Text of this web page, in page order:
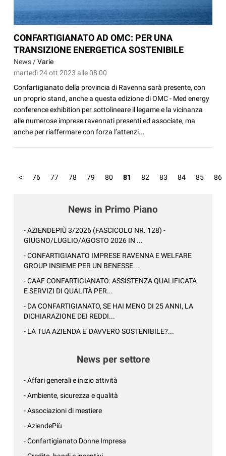
CONFARTIGIANATO AD OMC: PER UNA
TRANSIZIONE ENERGETICA SOSTENIBILE
News /Varie
martedì 24 ott 2023 alle 08:00
Confartigianato della provincia di Ravenna sarà presente, con
un proprio stand, anche a questa edizione di OMC - Med energy
conference exhibition per sottolineare il legame e la vicinanza
alle numerose imprese ravennati presenti ed associate, ma
anche per riaffermare con forza l’attenzi...
< 76 77 78 79 80 81 82 83 84 85 86
News in Primo Piano
- AZIENDEPIÙ 3/2026 (FASCICOLO NR. 128) -
GIUGNO/LUGLIO/AGOSTO 2026 IN ...
- CONFARTIGIANATO IMPRESE RAVENNA E WELFARE
GROUP INSIEME PER UN BENESSE...
- CAAF CONFARTIGIANATO: ASSISTENZA QUALIFICATA
E SERVIZI DI QUALITÀ PER...
- DA CONFARTIGIANATO, SE HAI MENO DI 25 ANNI, LA
DICHIARAZIONE DEI REDDI...
- LA TUA AZIENDA E' DAVVERO SOSTENIBILE?...
News per settore
- Affari generali e inizio attività
- Ambiente, sicurezza e qualità
- Associazioni di mestiere
- AziendePiù
- Confartigianato Donne Impresa